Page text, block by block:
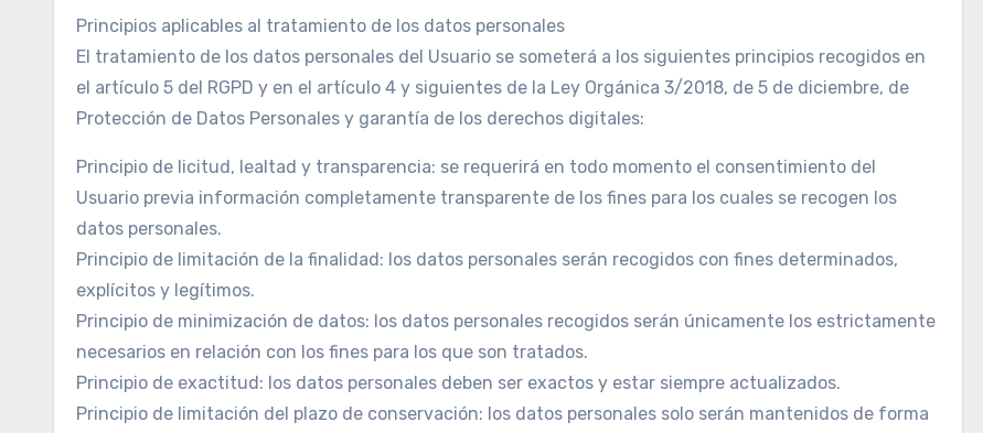
Principios aplicables al tratamiento de los datos personales
El tratamiento de los datos personales del Usuario se someterá a los siguientes principios recogidos en
el artículo 5 del RGPD y en el artículo 4 y siguientes de la Ley Orgánica 3/2018, de 5 de diciembre, de
Protección de Datos Personales y garantía de los derechos digitales:
Principio de licitud, lealtad y transparencia: se requerirá en todo momento el consentimiento del
Usuario previa información completamente transparente de los fines para los cuales se recogen los
datos personales.
Principio de limitación de la finalidad: los datos personales serán recogidos con fines determinados,
explícitos y legítimos.
Principio de minimización de datos: los datos personales recogidos serán únicamente los estrictamente
necesarios en relación con los fines para los que son tratados.
Principio de exactitud: los datos personales deben ser exactos y estar siempre actualizados.
Principio de limitación del plazo de conservación: los datos personales solo serán mantenidos de forma